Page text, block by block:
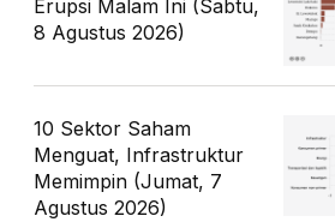
Erupsi Malam Ini (Sabtu,
8 Agustus 2026)
10 Sektor Saham
Menguat, Infrastruktur
Memimpin (Jumat, 7
Agustus 2026)